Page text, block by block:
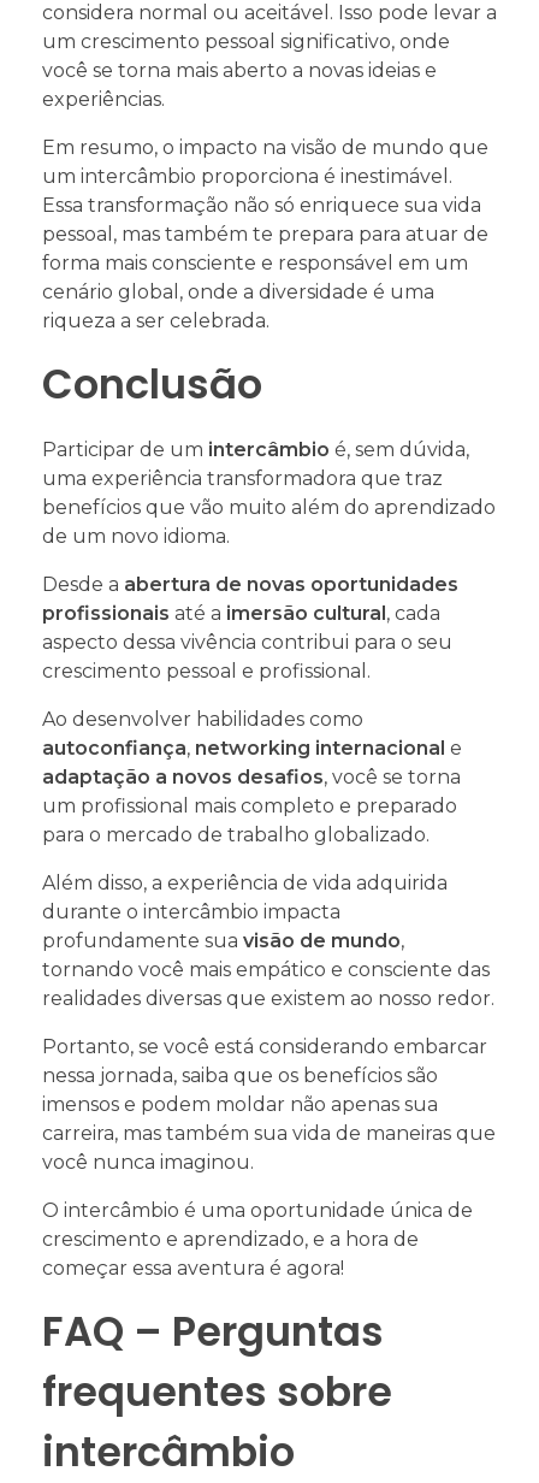
considera normal ou aceitável. Isso pode levar a
um crescimento pessoal significativo, onde
você se torna mais aberto a novas ideias e
experiências.
Em resumo, o impacto na visão de mundo que
um intercâmbio proporciona é inestimável.
Essa transformação não só enriquece sua vida
pessoal, mas também te prepara para atuar de
forma mais consciente e responsável em um
cenário global, onde a diversidade é uma
riqueza a ser celebrada.
Conclusão
Participar de um intercâmbio é, sem dúvida,
uma experiência transformadora que traz
benefícios que vão muito além do aprendizado
de um novo idioma.
Desde a abertura de novas oportunidades
profissionais até a imersão cultural, cada
aspecto dessa vivência contribui para o seu
crescimento pessoal e profissional.
Ao desenvolver habilidades como
autoconfiança, networking internacional e
adaptação a novos desafios, você se torna
um profissional mais completo e preparado
para o mercado de trabalho globalizado.
Além disso, a experiência de vida adquirida
durante o intercâmbio impacta
profundamente sua visão de mundo,
tornando você mais empático e consciente das
realidades diversas que existem ao nosso redor.
Portanto, se você está considerando embarcar
nessa jornada, saiba que os benefícios são
imensos e podem moldar não apenas sua
carreira, mas também sua vida de maneiras que
você nunca imaginou.
O intercâmbio é uma oportunidade única de
crescimento e aprendizado, e a hora de
começar essa aventura é agora!
FAQ – Perguntas
frequentes sobre
intercâmbio